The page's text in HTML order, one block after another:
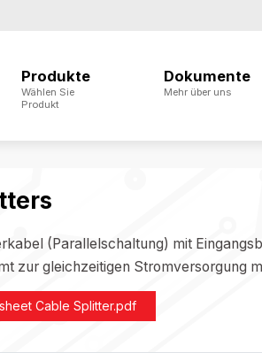
Produkte
Wählen Sie
Produkt
Dokumente
Mehr über uns
(Parallelschaltung) mit
zur gleichzeitigen Stromversorgung
Cable Splitter.pdf